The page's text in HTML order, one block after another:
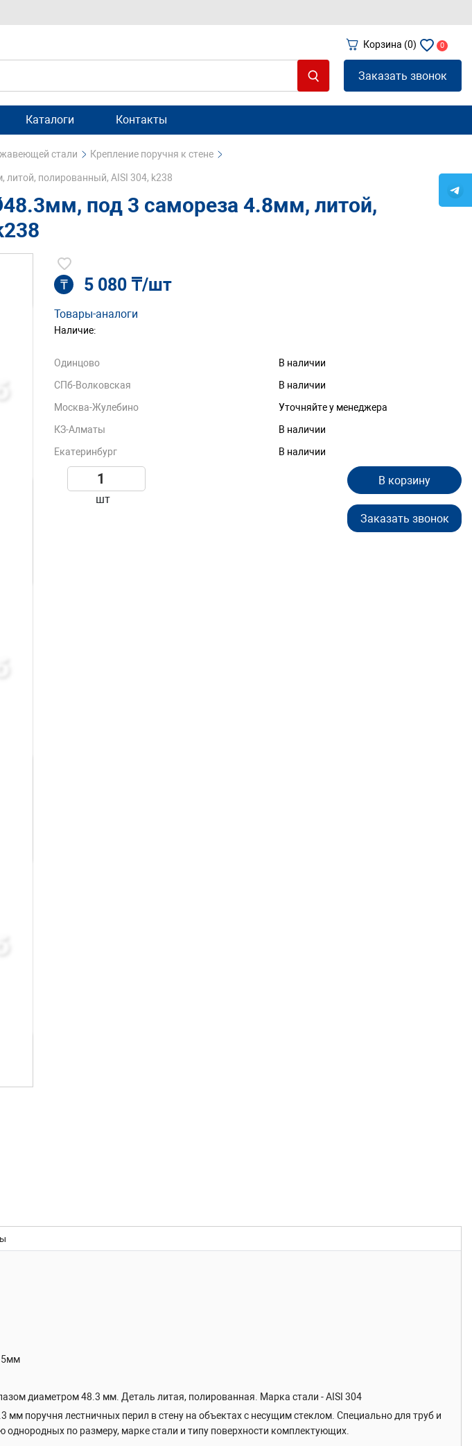
Корзина (0) 0
Заказать звонок
Каталоги Контакты
стали Крепление поручня к стене
полированный, AISI 304, k238
под 3 самореза 4.8мм, литой,
₸ 5 080 ₸/шт
Товары-аналоги
Наличие:
Одинцово
В наличии
СПб-Волковская
В наличии
Москва-Жулебино
Уточняйте у менеджера
КЗ-Алматы
В наличии
Екатеринбург
В наличии
шт
В корзину
Заказать звонок
диаметром 48.3 мм. Деталь литая, полированная. Марка стали - AISI 304
мм поручня лестничных перил в стену на объектах с несущим стеклом. Специально для труб и
по размеру, марке стали и типу поверхности комплектующих.